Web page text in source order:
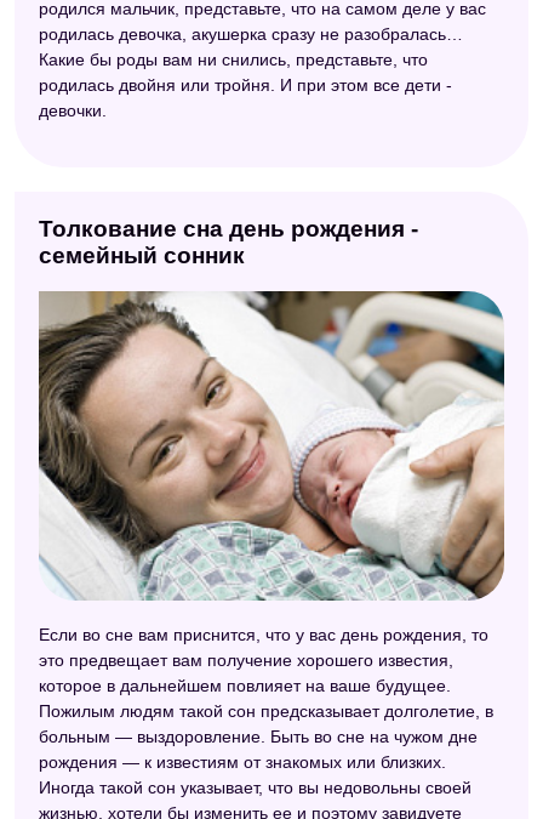
родился мальчик, представьте, что на самом деле у вас
родилась девочка, акушерка сразу не разобралась…
Какие бы роды вам ни снились, представьте, что
родилась двойня или тройня. И при этом все дети -
девочки.
Толкование сна день рождения -
семейный сонник
Если во сне вам приснится, что у вас день рождения, то
это предвещает вам получение хорошего известия,
которое в дальнейшем повлияет на ваше будущее.
Пожилым людям такой сон предсказывает долголетие, в
больным — выздоровление. Быть во сне на чужом дне
рождения — к известиям от знакомых или близких.
Иногда такой сон указывает, что вы недовольны своей
жизнью, хотели бы изменить ее и поэтому завидуете